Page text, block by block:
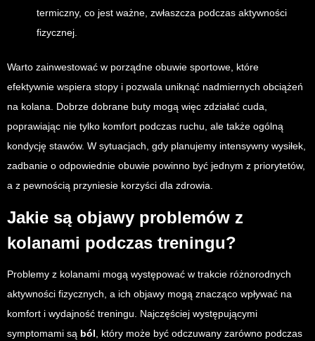
termiczny, co jest ważne, zwłaszcza podczas aktywności
fizycznej.
Warto zainwestować w porządne obuwie sportowe, które
efektywnie wspiera stopy i pozwala uniknąć nadmiernych obciążeń
na kolana. Dobrze dobrane buty mogą więc zdziałać cuda,
poprawiając nie tylko komfort podczas ruchu, ale także ogólną
kondycję stawów. W sytuacjach, gdy planujemy intensywny wysiłek,
zadbanie o odpowiednie obuwie powinno być jednym z priorytetów,
a z pewnością przyniesie korzyści dla zdrowia.
Jakie są objawy problemów z
kolanami podczas treningu?
Problemy z kolanami mogą występować w trakcie różnorodnych
aktywności fizycznych, a ich objawy mogą znacząco wpływać na
komfort i wydajność treningu. Najczęściej występującymi
symptomami są ból, który może być odczuwany zarówno podczas